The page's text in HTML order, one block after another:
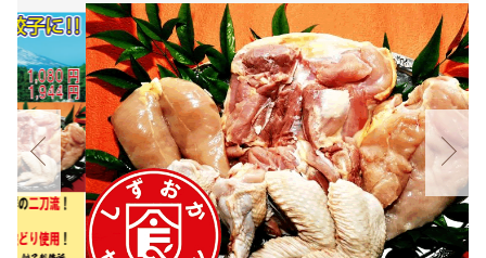
（税込）
ショッピングを続ける
カートを確認する
お知らせ
ショッピングガイド
ブログ
人気
冷凍餃子
「seira」×「土竜」コラボ商品
ギフト
親カテゴリ
子カテゴリ
価格帯
～